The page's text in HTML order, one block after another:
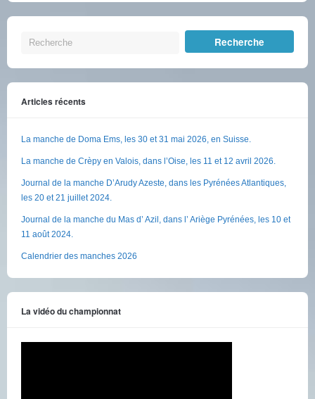
Articles récents
La manche de Doma Ems, les 30 et 31 mai 2026, en Suisse.
La manche de Crèpy en Valois, dans l’Oise, les 11 et 12 avril 2026.
Journal de la manche D’Arudy Azeste, dans les Pyrénées Atlantiques,
les 20 et 21 juillet 2024.
Journal de la manche du Mas d’ Azil, dans l’ Ariège Pyrénées, les 10 et
11 août 2024.
Calendrier des manches 2026
La vidéo du championnat